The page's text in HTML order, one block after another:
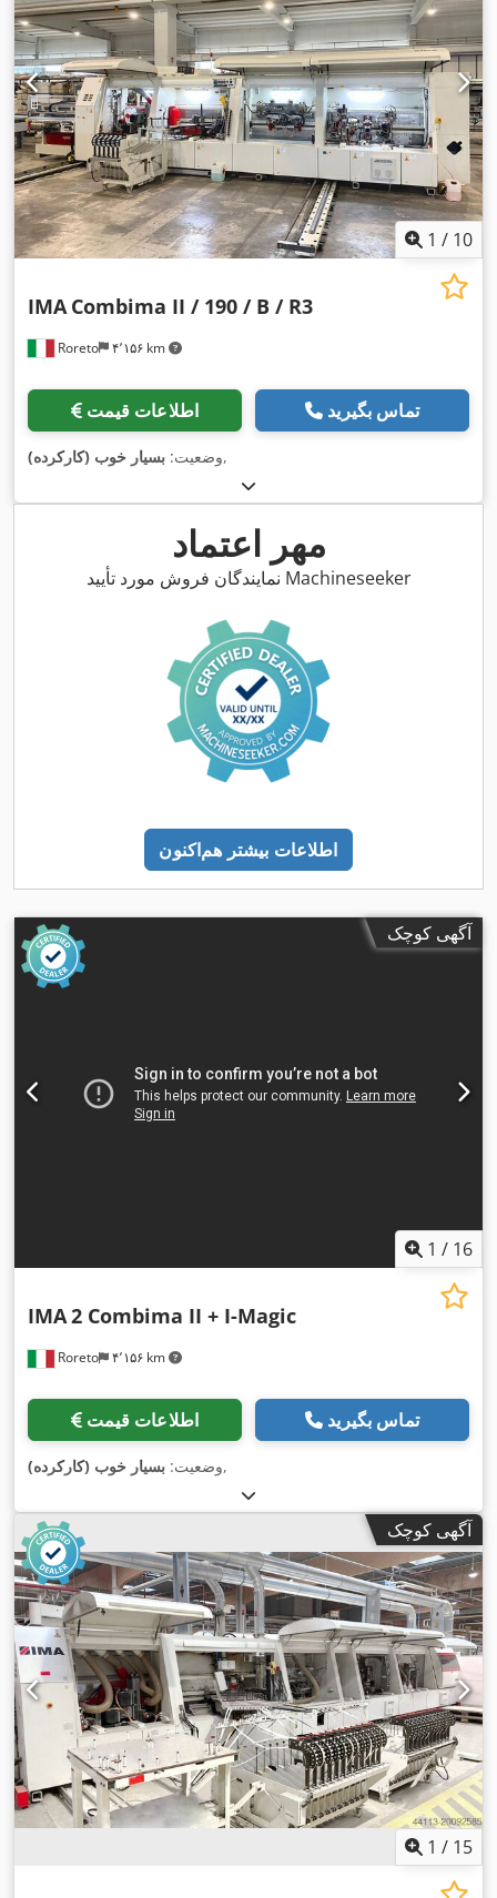
1 / 10
Roreto ۴٬۱۵۶ km
IMA Combima II / 190 / B / R3
اطلاعات قیمت تماس بگیرید
وضعیت: بسیار خوب (کارکرده) ,
مهر اعتماد
نمایندگان فروش مورد تأیید Machineseeker
اطلاعات بیشتر هم‌اکنون
آگهی کوچک
1 / 16
Roreto ۴٬۱۵۶ km
IMA2 Combima II + I-Magic
اطلاعات قیمت تماس بگیرید
وضعیت: بسیار خوب (کارکرده) ,
آگهی کوچک
1 / 15